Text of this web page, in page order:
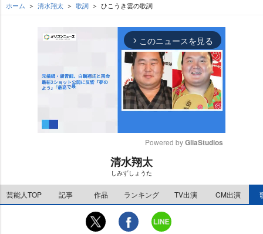
ホーム 清水翔太 歌詞 ひこうき雲の歌詞
arrow_forward_ios このニュースを見る
e
Powered by GliaStudios
清水翔太
しみずしょうた
芸能人TOP 記事 作品 ランキング TV出演 CM出演